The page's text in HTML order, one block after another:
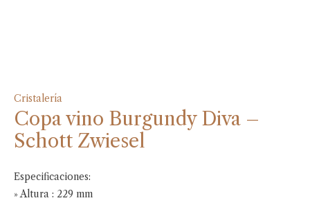
Cristalería
Copa vino Burgundy Diva –
Schott Zwiesel
Especificaciones:
» Altura : 229 mm